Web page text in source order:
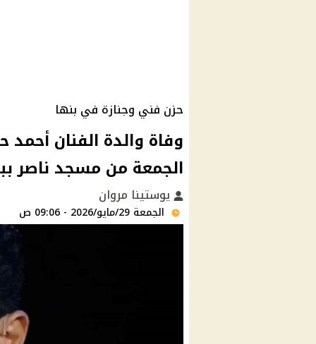
حزن فني وجنازة في بنها
وفاة والدة الفنان
الجمعة من مسجد ناصر
يوستينا مروان
الجمعة 29/مايو/2026 - 09:06 ص